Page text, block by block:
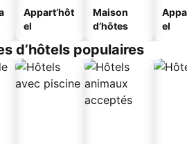
Appart’hôt
el
Maison
d’hôtes
el
d’hôtels populaires